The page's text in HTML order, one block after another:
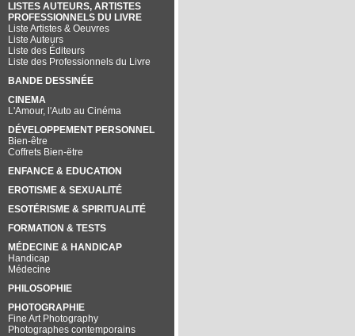
LISTES AUTEURS, ARTISTES
PROFESSIONNELS DU LIVRE
Liste Artistes & Oeuvres
Liste Auteurs
Liste des Éditeurs
Liste des Professionnels du Livre
BANDE DESSINÉE
CINEMA
L'Amour, l'Auto au Cinéma
DÉVELOPPEMENT PERSONNEL
Bien-être
Coffrets Bien-ëtre
ENFANCE & EDUCATION
EROTISME & SEXUALITÉ
ESOTÉRISME & SPIRITUALITÉ
FORMATION & TESTS
MÉDECINE & HANDICAP
Handicap
Médecine
PHILOSOPHIE
PHOTOGRAPHIE
Fine Art Photography
Photographes contemporains